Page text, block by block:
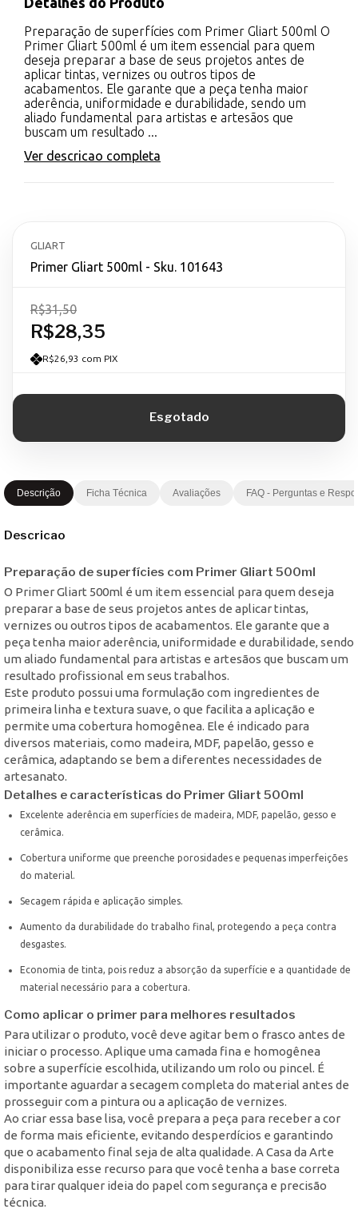
Preparação de superfícies com Primer Gliart 500ml O
Primer Gliart 500ml é um item essencial para quem
deseja preparar a base de seus projetos antes de
aplicar tintas, vernizes ou outros tipos de
acabamentos. Ele garante que a peça tenha maior
aderência, uniformidade e durabilidade, sendo um
aliado fundamental para artistas e artesãos que
buscam um resultado ...
Ver descricao completa
GLIART
Primer Gliart 500ml - Sku. 101643
R$28,35
R$31,50
R$26,93 com PIX
Descrição Ficha Técnica Avaliações FAQ - Perguntas e
Descricao
Preparação de superfícies com Primer Gliart 500ml
O Primer Gliart 500ml é um item essencial para quem deseja
preparar a base de seus projetos antes de aplicar tintas,
vernizes ou outros tipos de acabamentos. Ele garante que a
peça tenha maior aderência, uniformidade e durabilidade, sendo
um aliado fundamental para artistas e artesãos que buscam um
resultado profissional em seus trabalhos.
Este produto possui uma formulação com ingredientes de
primeira linha e textura suave, o que facilita a aplicação e
permite uma cobertura homogênea. Ele é indicado para
diversos materiais, como madeira, MDF, papelão, gesso e
cerâmica, adaptando se bem a diferentes necessidades de
artesanato.
Detalhes e características do Primer Gliart 500ml
Excelente aderência em superfícies de madeira, MDF, papelão, gesso e
cerâmica.
Cobertura uniforme que preenche porosidades e pequenas imperfeições
do material.
Secagem rápida e aplicação simples.
Aumento da durabilidade do trabalho final, protegendo a peça contra
desgastes.
Economia de tinta, pois reduz a absorção da superfície e a quantidade de
material necessário para a cobertura.
Como aplicar o primer para melhores resultados
Para utilizar o produto, você deve agitar bem o frasco antes de
iniciar o processo. Aplique uma camada fina e homogênea
sobre a superfície escolhida, utilizando um rolo ou pincel. É
importante aguardar a secagem completa do material antes de
prosseguir com a pintura ou a aplicação de vernizes.
Ao criar essa base lisa, você prepara a peça para receber a cor
de forma mais eficiente, evitando desperdícios e garantindo
que o acabamento final seja de alta qualidade. A Casa da Arte
disponibiliza esse recurso para que você tenha a base correta
para tirar qualquer ideia do papel com segurança e precisão
técnica.